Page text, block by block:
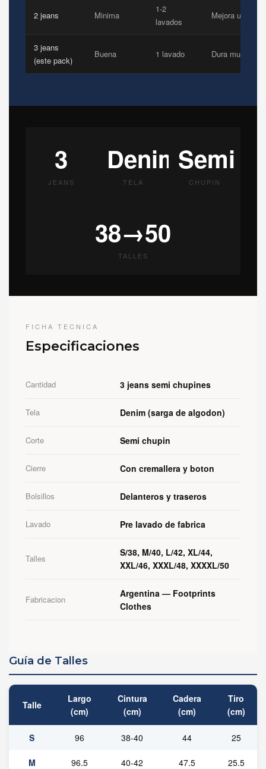
2 jeans Minima
1-2
lavados
Mejora un poco
3 jeans
(este pack)
Buena 1 lavado Dura mucho
3
JEANS
Denim
TELA
Semi
CHUPIN
38→50
TALLES
FICHA TECNICA
Especificaciones
Cantidad 3 jeans semi chupines
Tela Denim (sarga de algodon)
Corte Semi chupin
Cierre Con cremallera y boton
Bolsillos Delanteros y traseros
Lavado Pre lavado de fabrica
Talles
S/38, M/40, L/42, XL/44,
XXL/46, XXXL/48, XXXXL/50
Fabricacion
Argentina — Footprints
Clothes
Guía de Talles
Talle
Largo
(cm)
Cintura
(cm)
Cadera
(cm)
Tiro
(cm)
S 96 38-40 44 25
M 96.5 40-42 47.5 25.5